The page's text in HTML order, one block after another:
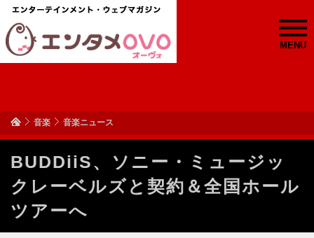
MENU
音楽 音楽ニュース
BUDDiiS、ソニー・ミュージッ
クレーベルズと契約＆全国ホール
ツアーへ